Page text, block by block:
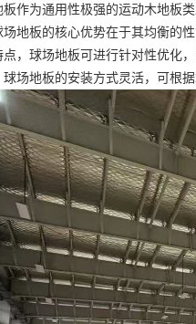
板作为通用性极强的运动木地板
场地板的核心优势在于其均衡的
点，球场地板可进行针对性优化
球场地板的安装方式灵活，可根